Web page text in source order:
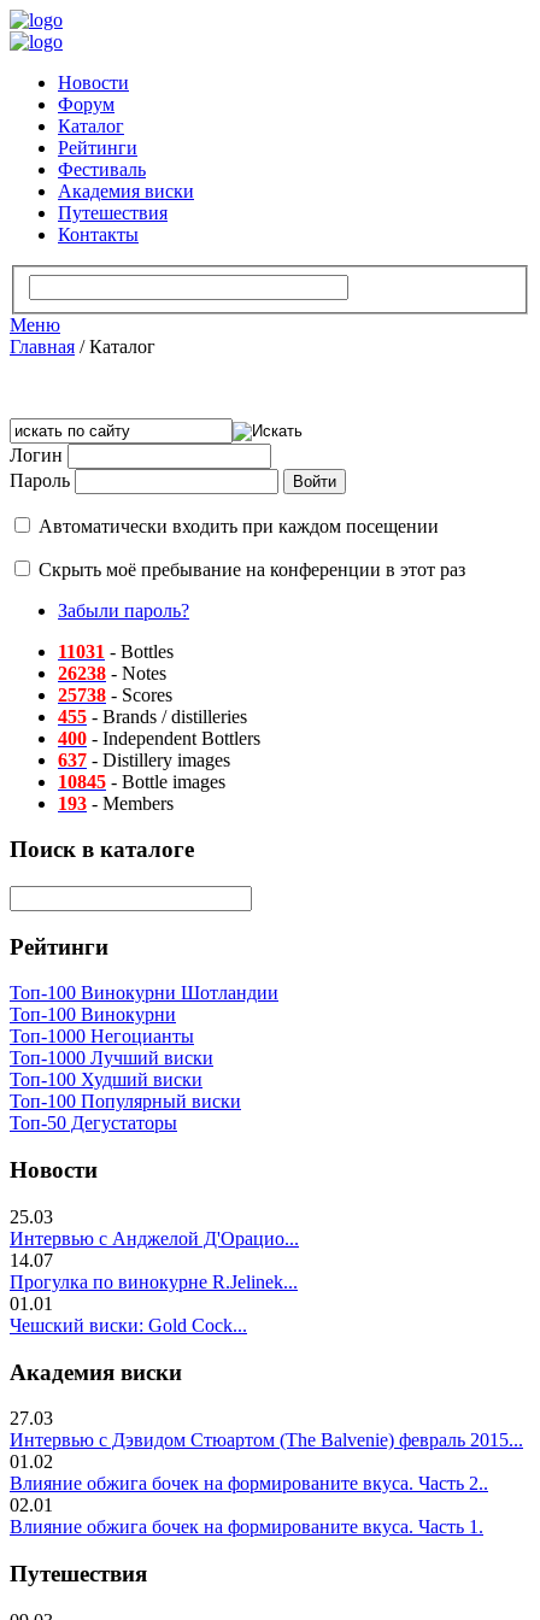
Новости
Форум
Каталог
Рейтинги
Фестиваль
Академия виски
Путешествия
Контакты
Меню
Главная /Каталог
Логин
Пароль
Автоматически входить при каждом посещении
Скрыть моё пребывание на конференции в этот раз
Забыли пароль?
11031 - Bottles
26238 - Notes
25738 - Scores
455 - Brands / distilleries
400 - Independent Bottlers
637 - Distillery images
10845 - Bottle images
193 - Members
Поиск в каталоге
Рейтинги
Топ-100 Винокурни Шотландии
Топ-100 Винокурни
Топ-1000 Негоцианты
Топ-1000 Лучший виски
Топ-100 Худший виски
Топ-100 Популярный виски
Топ-50 Дегустаторы
Новости
25.03
Интервью с Анджелой Д'Орацио...
14.07
Прогулка по винокурне R.Jelinek...
01.01
Чешский виски: Gold Cock...
Академия виски
27.03
Интервью с Дэвидом Стюартом (The Balvenie) февраль 2015...
01.02
Влияние обжига бочек на формированите вкуса. Часть 2..
02.01
Влияние обжига бочек на формированите вкуса. Часть 1.
Путешествия